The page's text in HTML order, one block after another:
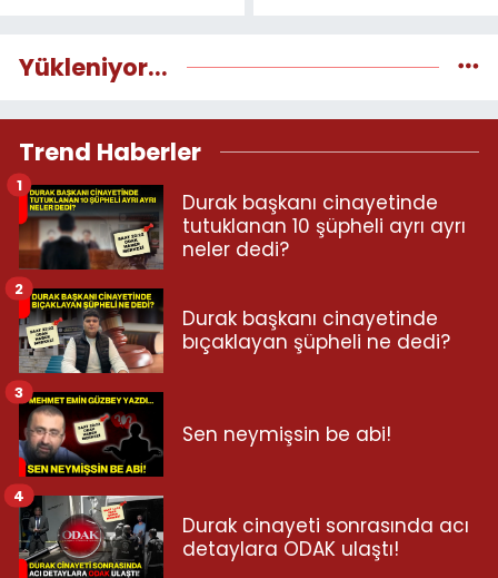
Yükleniyor...
Trend Haberler
Durak başkanı cinayetinde
tutuklanan 10 şüpheli ayrı ayrı
neler dedi?
1
Durak başkanı cinayetinde
bıçaklayan şüpheli ne dedi?
2
Sen neymişsin be abi!
3
Durak cinayeti sonrasında acı
detaylara ODAK ulaştı!
4